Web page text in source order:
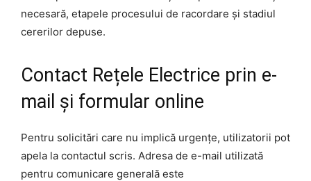
necesară, etapele procesului de racordare și stadiul
cererilor depuse.
Contact Rețele Electrice prin e-
mail și formular online
Pentru solicitări care nu implică urgențe, utilizatorii pot
apela la contactul scris. Adresa de e-mail utilizată
pentru comunicare generală este